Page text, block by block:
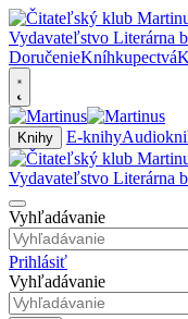
DoručenieKníhkupectvá
Knihy E-knihy
Vyhľadávanie
Prihlásiť
Vyhľadávanie